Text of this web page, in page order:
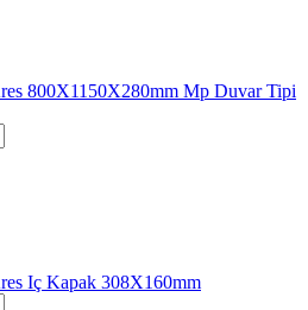
800X1150X280mm Mp Duvar Tipi
Iç Kapak 308X160mm